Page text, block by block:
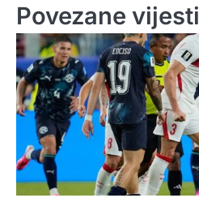
Povezane vijesti